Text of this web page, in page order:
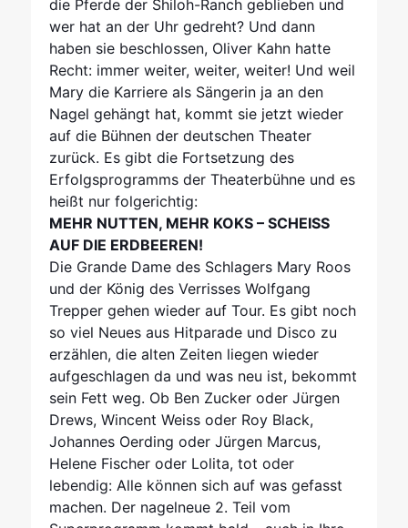
die Pferde der Shiloh-Ranch geblieben und
wer hat an der Uhr gedreht? Und dann
haben sie beschlossen, Oliver Kahn hatte
Recht: immer weiter, weiter, weiter! Und weil
Mary die Karriere als Sängerin ja an den
Nagel gehängt hat, kommt sie jetzt wieder
auf die Bühnen der deutschen Theater
zurück. Es gibt die Fortsetzung des
Erfolgsprogramms der Theaterbühne und es
heißt nur folgerichtig:
MEHR NUTTEN, MEHR KOKS – SCHEISS
AUF DIE ERDBEEREN!
Die Grande Dame des Schlagers Mary Roos
und der König des Verrisses Wolfgang
Trepper gehen wieder auf Tour. Es gibt noch
so viel Neues aus Hitparade und Disco zu
erzählen, die alten Zeiten liegen wieder
aufgeschlagen da und was neu ist, bekommt
sein Fett weg. Ob Ben Zucker oder Jürgen
Drews, Wincent Weiss oder Roy Black,
Johannes Oerding oder Jürgen Marcus,
Helene Fischer oder Lolita, tot oder
lebendig: Alle können sich auf was gefasst
machen. Der nagelneue 2. Teil vom